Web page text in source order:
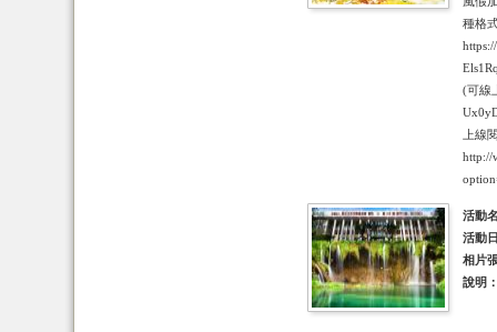
種格
(可線
上線
http://
活動
活動
相片
說明